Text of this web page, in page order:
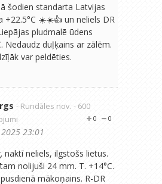
šodien standarta Latvijas
+22.5°C ☀️☀️👍 un neliels DR
pludmalē ūdens
Nedaudz duļķains ar zālēm.
var peldēties.
- Rundāles nov. - 600
0
0
23:01
naktī neliels, ilgstošs lietus.
nolijuši 24 mm. T. +14°C.
mākoņains. R-DR